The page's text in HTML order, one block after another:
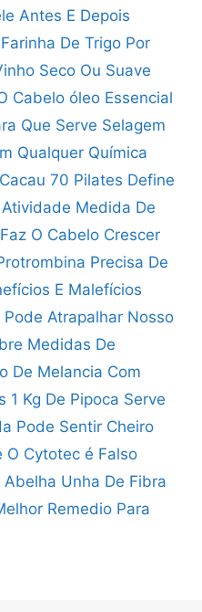
Antes E Depois
De Trigo Por
Seco Ou Suave
Cabelo óleo Essencial
Que Serve Selagem
Qualquer Química
70 Pilates Define
Atividade Medida De
O Cabelo Crescer
Precisa De
E Malefícios
Atrapalhar Nosso
Medidas De
De Melancia Com
1 Kg De Pipoca Serve
Pode Sentir Cheiro
O Cytotec é Falso
Abelha Unha De Fibra
Remedio Para